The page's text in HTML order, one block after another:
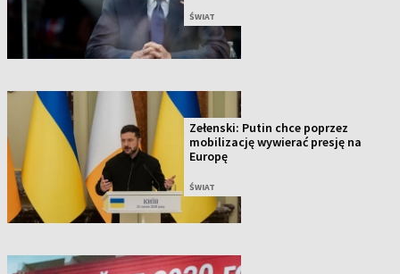
ŚWIAT
Zełenski: Putin chce poprzez
mobilizację wywierać presję na
Europę
ŚWIAT